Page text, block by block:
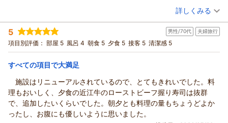
お風呂は、内風呂も露天風呂も広くてゆっくりできました。温度
もちょうど良く、ぬる湯と交互に入ると、いつまででもつかって
いられるようでした。小学生の子供は、特にぬる湯が気に入って
いました。
子供向けのスタンプラリーがあったり、花火のプレゼントまでい
ホテルの場所は、小谷山のすぐ麓で、歴史好きの我が家にとって
は、長浜城、竹生島、姉川の古戦場、小谷城跡、賤ヶ岳のリフト
などを巡るにも便利でした。夕方、野生の猿と出会うハプニング
もあり、子供は大興奮。
喜寿のお祝いまでいただき、至れり尽くせりのお宿でした。ぜひ
（投稿日：2026/07/23）
宿泊時期： 2026年07月宿泊 (家族旅行)
投稿者： Christinaさん
宿泊プラン： 【当館人気No.1】古の源泉に癒され、季節の美味を堪能する特
選会席プラン◆グレードアップ◆お市の舞
和室 朝・夕
宿泊価格帯： 23,001～24,000円(大人一人あたり/税込)
詳しくみる
5 男性/70代 夫婦旅行
項目別評価： 部屋 5 風呂 4 朝食 5 夕食 5 接客 5 清潔感 5
すべての項目で大満足
施設はリニューアルされているので、とてもきれいでした。料
理もおいしく、夕食の近江牛のローストビーフ握り寿司は抜群
で、追加したいくらいでした。朝夕とも料理の量もちょうどよか
ったし、お腹にも優しいように思いました。